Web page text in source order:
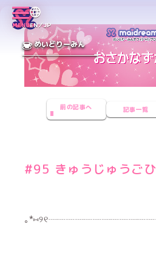
MENUEN／JP
めいどりーみん
前の記事へ 記事一覧
#95 きゅうじゅうご
｡